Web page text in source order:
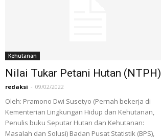
Kehutanan
Nilai Tukar Petani Hutan (NTPH)
redaksi - 09/02/2022
Oleh: Pramono Dwi Susetyo (Pernah bekerja di
Kementerian Lingkungan Hidup dan Kehutanan,
Penulis buku Seputar Hutan dan Kehutanan:
Masalah dan Solusi) Badan Pusat Statistik (BPS),